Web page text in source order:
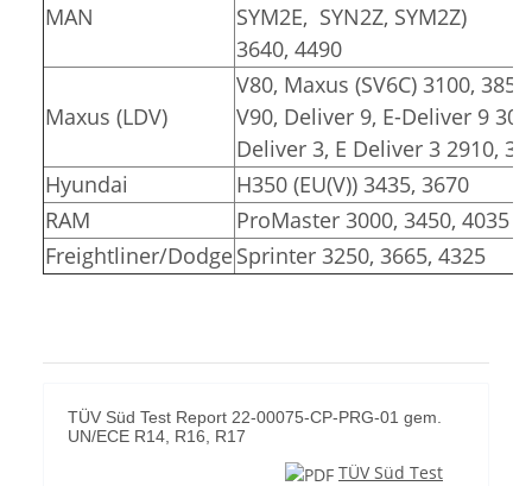
MAN
SYM2E, SYN2Z, SYM2Z)
3640, 4490
Maxus (LDV)
V80, Maxus (SV6C) 3100, 3850
V90, Deliver 9, E-Deliver 9
Deliver 3, E Deliver 3 2910,
Hyundai
H350 (EU(V)) 3435, 3670
RAM
ProMaster 3000, 3450, 4035
Freightliner/DodgeSprinter 3250, 3665, 4325
TÜV Süd Test Report 22-00075-CP-PRG-01 gem.
UN/ECE R14, R16, R17
TÜV Süd Test